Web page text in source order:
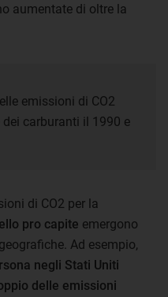
aumentate di oltre la
emissioni di CO2
carburanti il 1990 e
di CO2 per la
pro capite emergono
Ad esempio,
negli Stati Uniti
delle emissioni